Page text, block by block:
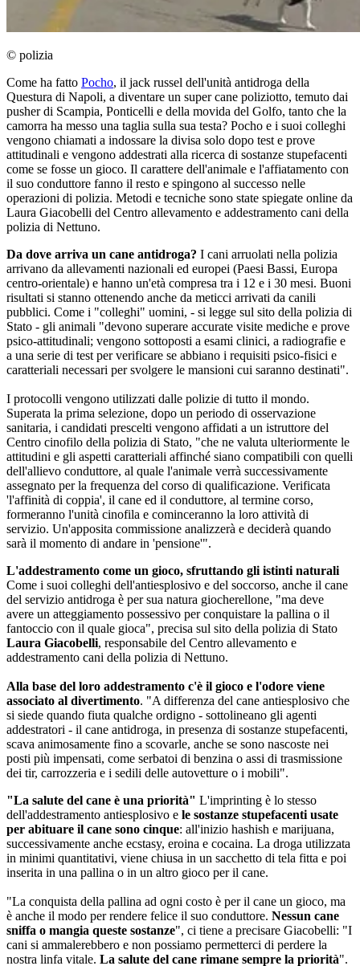
© polizia
Come ha fatto Pocho, il jack russel dell'unità antidroga della
Questura di Napoli, a diventare un super cane poliziotto, temuto dai
pusher di Scampia, Ponticelli e della movida del Golfo, tanto che la
camorra ha messo una taglia sulla sua testa? Pocho e i suoi colleghi
vengono chiamati a indossare la divisa solo dopo test e prove
attitudinali e vengono addestrati alla ricerca di sostanze stupefacenti
come se fosse un gioco. Il carattere dell'animale e l'affiatamento con
il suo conduttore fanno il resto e spingono al successo nelle
operazioni di polizia. Metodi e tecniche sono state spiegate online da
Laura Giacobelli del Centro allevamento e addestramento cani della
polizia di Nettuno.
Da dove arriva un cane antidroga? I cani arruolati nella polizia
arrivano da allevamenti nazionali ed europei (Paesi Bassi, Europa
centro-orientale) e hanno un'età compresa tra i 12 e i 30 mesi. Buoni
risultati si stanno ottenendo anche da meticci arrivati da canili
pubblici. Come i "colleghi" uomini, - si legge sul sito della polizia di
Stato - gli animali "devono superare accurate visite mediche e prove
psico-attitudinali; vengono sottoposti a esami clinici, a radiografie e
a una serie di test per verificare se abbiano i requisiti psico-fisici e
caratteriali necessari per svolgere le mansioni cui saranno destinati".
I protocolli vengono utilizzati dalle polizie di tutto il mondo.
Superata la prima selezione, dopo un periodo di osservazione
sanitaria, i candidati prescelti vengono affidati a un istruttore del
Centro cinofilo della polizia di Stato, "che ne valuta ulteriormente le
attitudini e gli aspetti caratteriali affinché siano compatibili con quelli
dell'allievo conduttore, al quale l'animale verrà successivamente
assegnato per la frequenza del corso di qualificazione. Verificata
'l'affinità di coppia', il cane ed il conduttore, al termine corso,
formeranno l'unità cinofila e cominceranno la loro attività di
servizio. Un'apposita commissione analizzerà e deciderà quando
sarà il momento di andare in 'pensione'".
L'addestramento come un gioco, sfruttando gli istinti naturali
Come i suoi colleghi dell'antiesplosivo e del soccorso, anche il cane
del servizio antidroga è per sua natura giocherellone, "ma deve
avere un atteggiamento possessivo per conquistare la pallina o il
fantoccio con il quale gioca", precisa sul sito della polizia di Stato
Laura Giacobelli, responsabile del Centro allevamento e
addestramento cani della polizia di Nettuno.
Alla base del loro addestramento c'è il gioco e l'odore viene
associato al divertimento. "A differenza del cane antiesplosivo che
si siede quando fiuta qualche ordigno - sottolineano gli agenti
addestratori - il cane antidroga, in presenza di sostanze stupefacenti,
scava animosamente fino a scovarle, anche se sono nascoste nei
posti più impensati, come serbatoi di benzina o assi di trasmissione
dei tir, carrozzeria e i sedili delle autovetture o i mobili".
"La salute del cane è una priorità" L'imprinting è lo stesso
dell'addestramento antiesplosivo e le sostanze stupefacenti usate
per abituare il cane sono cinque: all'inizio hashish e marijuana,
successivamente anche ecstasy, eroina e cocaina. La droga utilizzata
in minimi quantitativi, viene chiusa in un sacchetto di tela fitta e poi
inserita in una pallina o in un altro gioco per il cane.
"La conquista della pallina ad ogni costo è per il cane un gioco, ma
è anche il modo per rendere felice il suo conduttore. Nessun cane
sniffa o mangia queste sostanze", ci tiene a precisare Giacobelli: "I
cani si ammalerebbero e non possiamo permetterci di perdere la
nostra linfa vitale. La salute del cane rimane sempre la priorità".